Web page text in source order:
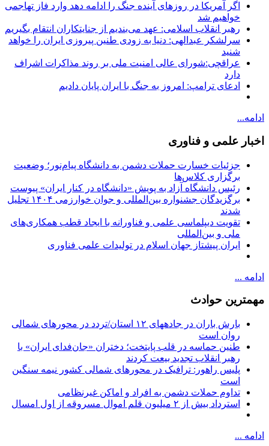
اگر آمریکا در روزهای آینده جنگ را ادامه دهد وارد فاز تهاجمی
خواهیم شد
رهبر انقلاب اسلامی: عهد می‌بندیم از جنایتکاران انتقام بگیریم
سرلشکر عبدالهی: دنیا به زودی طنین پیروزی ایران را خواهد
شنید
عراقچی:شورای عالی امنیت ملی بر روند مذاکرات اشراف
دارد
ادعای ترامپ: امروز به جنگ با ایران پایان دادیم
ادامه...
اخبار علمی و فناوری
جزئیات خسارت حملات دشمن به دانشگاه پیام‌نور؛ وضعیت
برگزاری کلاس‌ها
رئیس دانشگاه آزاد به پویش «دانشگاه در کنار ایران» پیوست
برگزیدگان جشنواره بین‌المللی و جوان خوارزمی ۱۴۰۴ تجلیل
شدند
تقویت دیپلماسی علمی و فناورانه با ایجاد قطب همکاری‌های
ملی و بین‌المللی
ایران پیشتاز جهان اسلام در تولیدات علمی فناوری
ادامه ...
مهمترین حوادث
بارش باران در جادههای ۱۲ استان/تردد در محورهای شمالی
روان است
طنین حماسه در قلب پایتخت؛ دختران «جان‌فدای ایران» با
رهبر انقلاب تجدید بیعت کردند
پلیس راهور: ترافیک در محورهای شمالی کشور نیمه سنگین
است
تداوم حملات دشمن به افراد و اماکن غیرنظامی
استرداد بیش از ۲ میلیون قلم اموال مسروقه از اول امسال
ادامه ...